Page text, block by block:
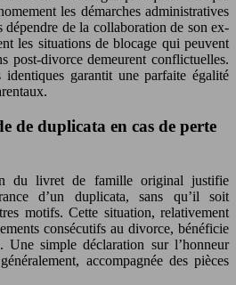
les démarches administratives
dépendre de la collaboration de son ex-
les situations de blocage qui peuvent
post-divorce demeurent conflictuelles.
identiques garantit une parfaite égalité
de duplicata en cas de perte
du livret de famille original justifie
d’un duplicata, sans qu’il soit
motifs. Cette situation, relativement
consécutifs au divorce, bénéficie
Une simple déclaration sur l’honneur
accompagnée des pièces